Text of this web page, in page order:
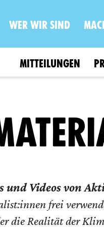
WER WIR SIND
MITTEILUNGEN
und Videos von
frei
die Realität der